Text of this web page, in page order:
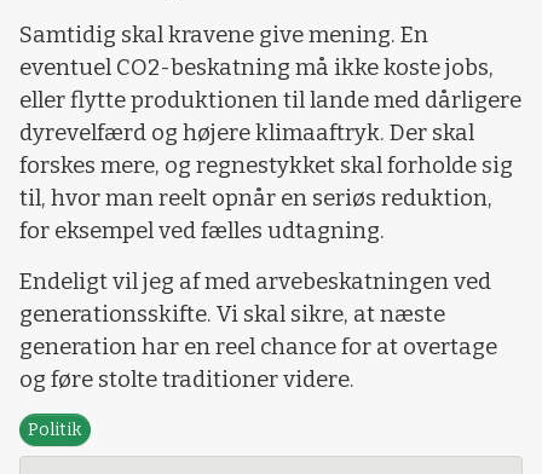
Samtidig skal kravene give mening. En
eventuel CO2-beskatning må ikke koste jobs,
eller flytte produktionen til lande med dårligere
dyrevelfærd og højere klimaaftryk. Der skal
forskes mere, og regnestykket skal forholde sig
til, hvor man reelt opnår en seriøs reduktion,
for eksempel ved fælles udtagning.
Endeligt vil jeg af med arvebeskatningen ved
generationsskifte. Vi skal sikre, at næste
generation har en reel chance for at overtage
og føre stolte traditioner videre.
Politik